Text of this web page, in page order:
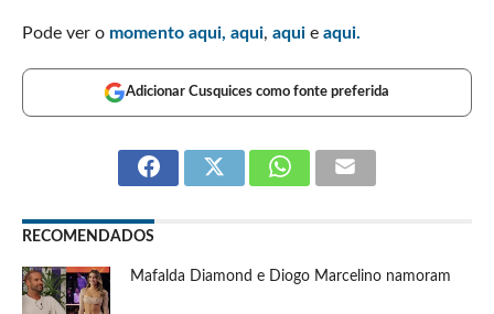
Pode ver o momento aqui, aqui, aqui e aqui.
Adicionar Cusquices como fonte preferida
RECOMENDADOS
Mafalda Diamond e Diogo Marcelino namoram